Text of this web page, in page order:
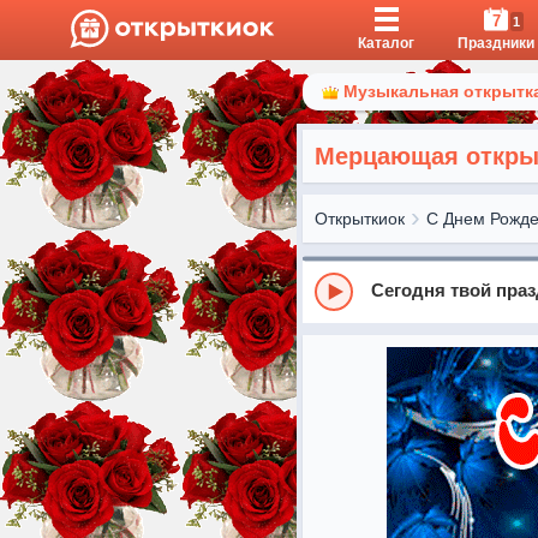
Каталог
7 1
Праздники
Музыкальная
Мерцающая
Открыткиок С Днем
Сегодня твой